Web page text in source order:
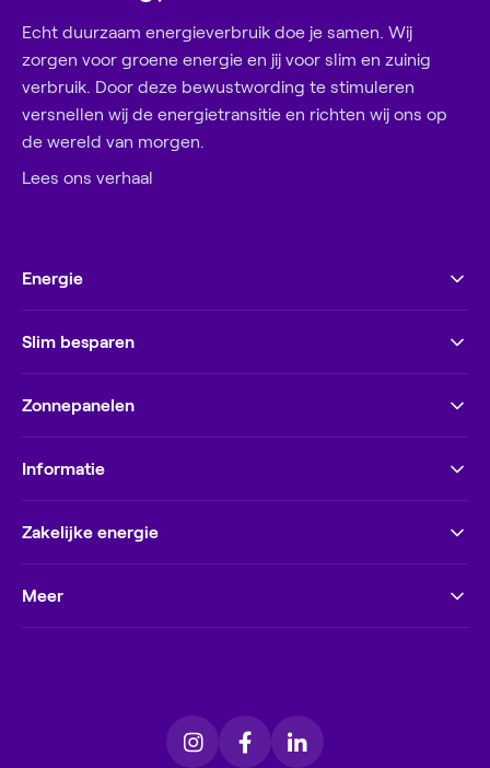
Echt duurzaam energieverbruik doe je samen. Wij
zorgen voor groene energie en jij voor slim en zuinig
verbruik. Door deze bewustwording te stimuleren
versnellen wij de energietransitie en richten wij ons op
de wereld van morgen.
Lees ons verhaal
Energie
Slim besparen
Zonnepanelen
Informatie
Zakelijke energie
Meer